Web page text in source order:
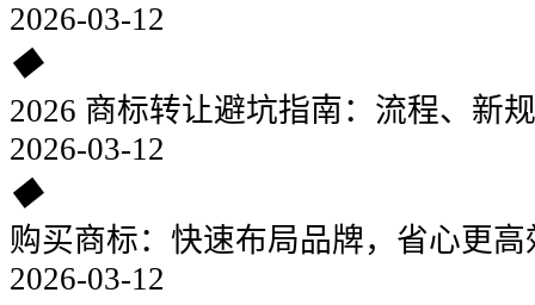
2026-03-12
◆
2026 商标转让避坑指南：流程、新
2026-03-12
◆
购买商标：快速布局品牌，省心更高
2026-03-12